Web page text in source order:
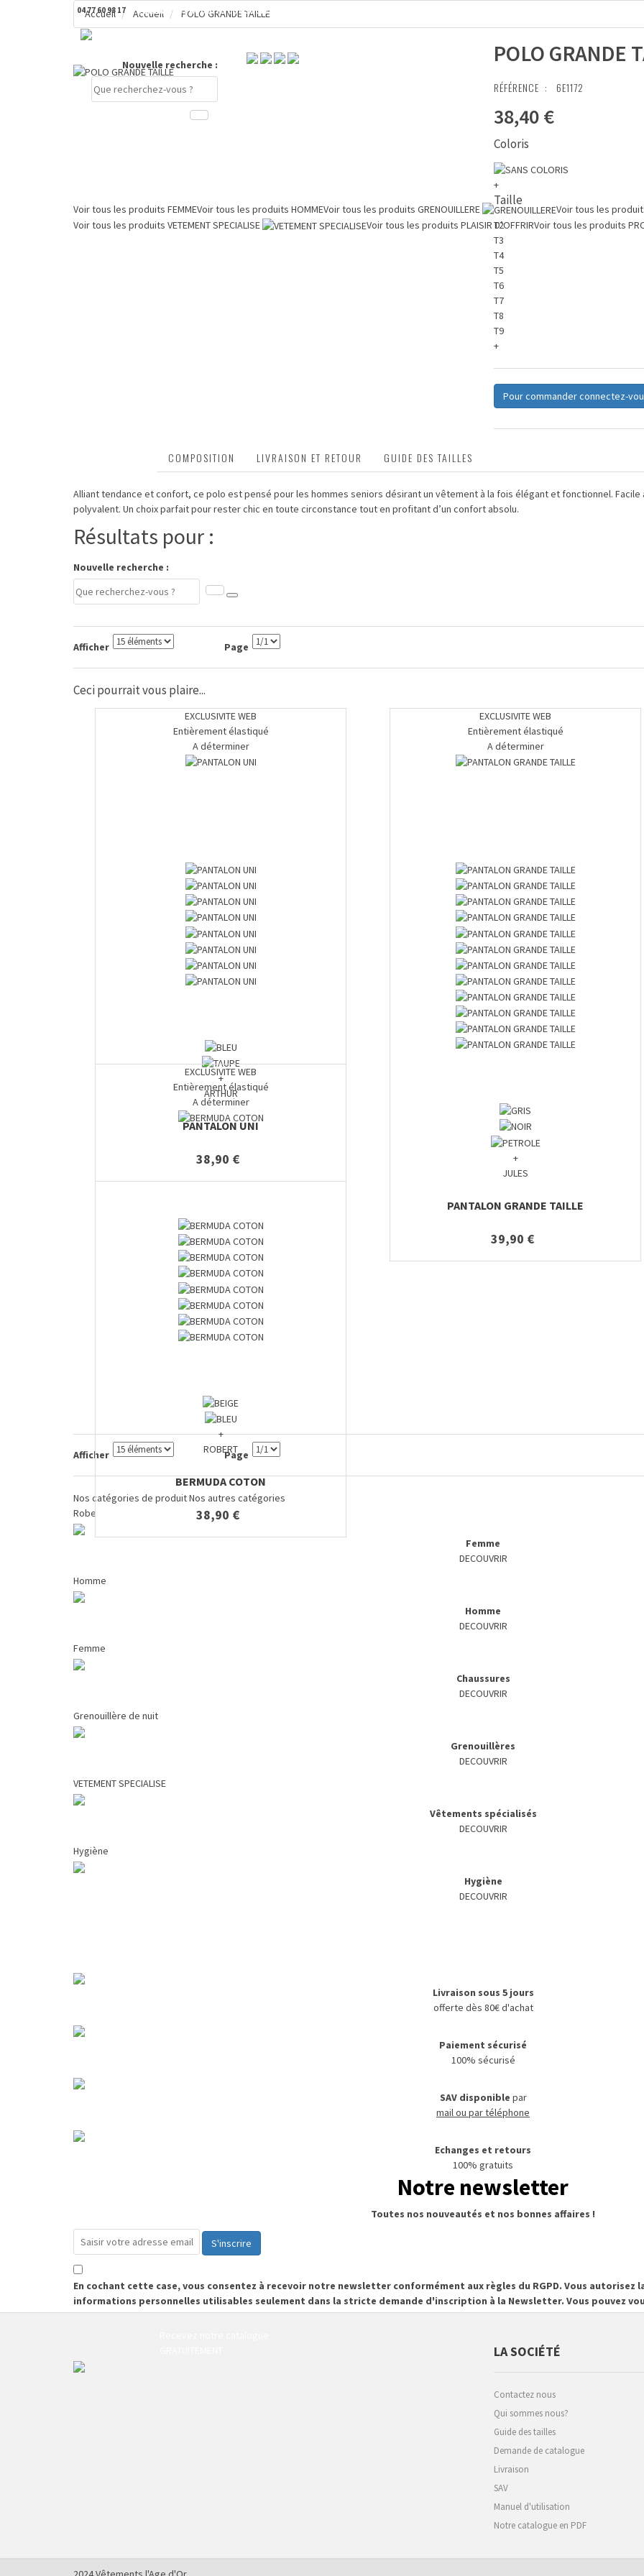
04 77 60 98 17 DERNIERS PRODUITS CONSULTÉS
Nouvelle recherche :
Voir tous les produits FEMMEVoir tous les produits HOMMEVoir tous les produits GRENOUILLERE
Voir tous les
Voir tous les produits VETEMENT SPECIALISE Voir tous les produits PLAISIR D’OFFRIRVoir tous les produits
Accueil Accueil POLO GRANDE TAILLE
POLO GRANDE
RÉFÉRENCE : 6E1172
38,40 €
Coloris
+
Taille
T2
T3
T4
T5
T6
T7
T8
T9
+
Pour commander connectez-
COMPOSITION LIVRAISON ET RETOUR GUIDE DES TAILLES
Alliant tendance et confort, ce polo est pensé pour les hommes seniors désirant un vêtement à la fois élégant et fonctionnel.
polyvalent. Un choix parfait pour rester chic en toute circonstance tout en profitant d’un confort absolu.
Résultats pour :
Nouvelle recherche :
Afficher Page
Ceci pourrait vous plaire...
EXCLUSIVITE WEB
Entièrement élastiqué
A déterminer
+
ARTHUR
PANTALON UNI
38,90 €
EXCLUSIVITE WEB
Entièrement élastiqué
A déterminer
+
JULES
PANTALON GRANDE TAILLE
39,90 €
EXCLUSIVITE WEB
Entièrement élastiqué
A déterminer
+
ROBERT
BERMUDA COTON
38,90 €
Afficher Page
Nos catégories de produitNos autres catégories
Robe
Femme
DECOUVRIR
Homme
Homme
DECOUVRIR
Femme
Chaussures
DECOUVRIR
Grenouillère de nuit
Grenouillères
DECOUVRIR
VETEMENT SPECIALISE
Vêtements spécialisés
DECOUVRIR
Hygiène
Hygiène
DECOUVRIR
Livraison sous 5 jours
offerte dès 80€ d'achat
Paiement sécurisé
100% sécurisé
SAV disponible par
mail ou par téléphone
Echanges et retours
100% gratuits
Notre newsletter
Toutes nos nouveautés et nos bonnes affaires !
S'inscrire
En cochant cette case, vous consentez à recevoir notre newsletter conformément aux règles du RGPD. Vous autorisez
informations personnelles utilisables seulement dans la stricte demande d'inscription à la Newsletter. Vous pouvez
LA SOCIÉTÉ
Contactez nous
Qui sommes nous?
Guide des tailles
Demande de catalogue
Livraison
SAV
Manuel d'utilisation
Notre catalogue en PDF